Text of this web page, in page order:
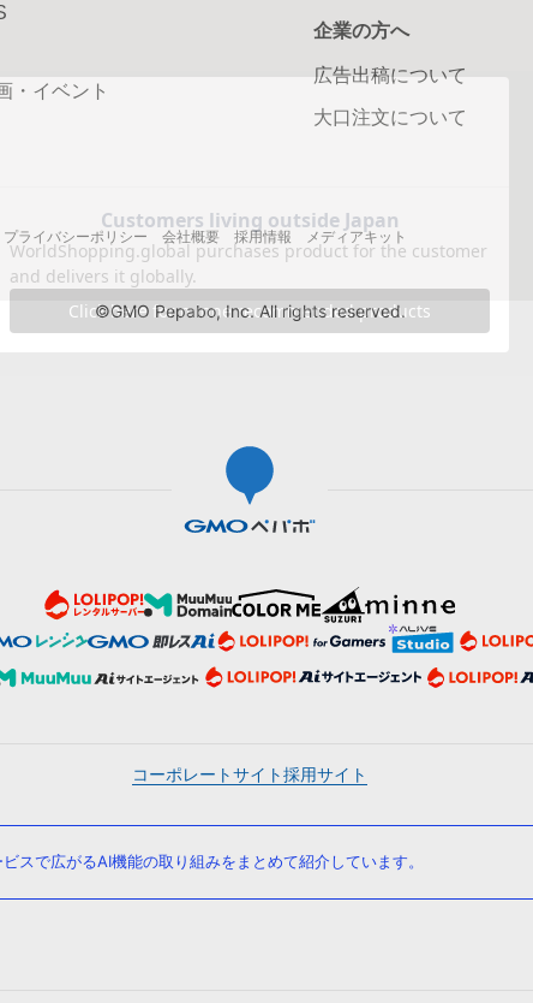
・イベント
企業の方へ
広告出稿について
大口注文について
プライバシーポリシー 会社概要 採用情報 メディアキット
©GMO Pepabo, Inc. All rights reserved.
コーポレートサイト採用サイト
スで広がるAI機能の取り組みをまとめて紹介しています。